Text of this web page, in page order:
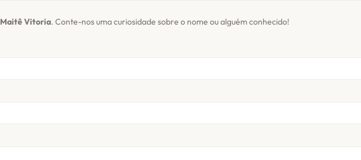
Maitê Vitoria. Conte-nos uma curiosidade sobre o nome ou alguém conhecido!